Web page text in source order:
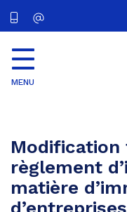
MENU
Modification
règlement
matière